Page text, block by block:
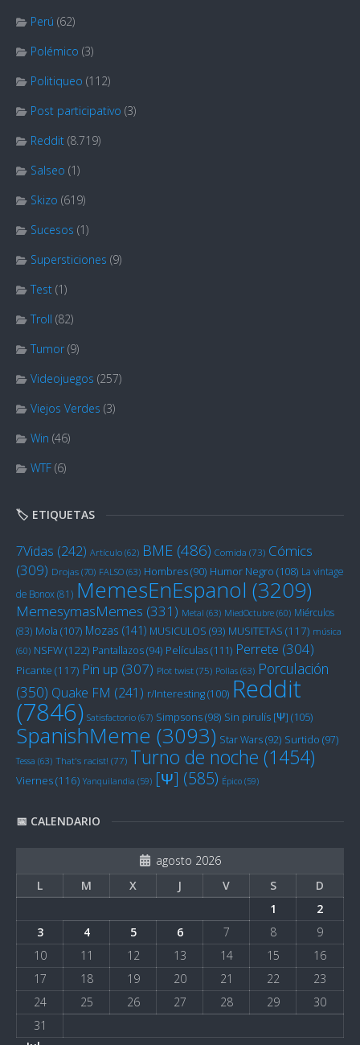
Perú (62)
Polémico (3)
Politiqueo (112)
Post participativo (3)
Reddit (8.719)
Salseo (1)
Skizo (619)
Sucesos (1)
Supersticiones (9)
Test (1)
Troll (82)
Tumor (9)
Videojuegos (257)
Viejos Verdes (3)
Win (46)
WTF (6)
🏷️ ETIQUETAS
7Vidas (242) Artículo (62) BME (486) Comida (73) Cómics
(309) Drojas (70) FALSO (63) Hombres(90) Humor Negro (108) La vintage
de Bonox(81) MemesEnEspanol (3209)
MemesymasMemes (331) Metal (63) MiedOctubre (60) Miérculos
(83) Mola (107) Mozas (141) MUSICULOS (93) MUSITETAS (117) música
(60) NSFW(122) Pantallazos(94) Películas(111) Perrete (304)
Picante (117) Pin up (307) Plot twist (75) Pollas (63) Porculación
(350) Quake FM (241) r/Interesting(100) Reddit
(7846) Satisfactorio (67) Simpsons(98) Sin pirulís [Ψ] (105)
SpanishMeme (3093) Star Wars(92) Surtido (97)
Tessa (63) That's racist! (77) Turno de noche (1454)
Viernes(116) Yanquilandia (59) [Ψ] (585) Épico (59)
📅 CALENDARIO
agosto 2026
L
M X J V S
D
1
2
3
4 5 6 7 8
9
10
11 12 13 14 15
16
17
18 19 20 21 22
23
24
25 26 27 28 29
30
31